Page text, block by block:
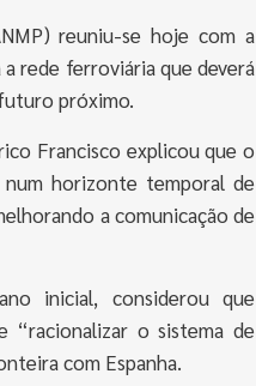
reuniu-se hoje com a
rede ferroviária que deverá
próximo.
Francisco explicou que o
horizonte temporal de
a comunicação de
inicial, considerou que
“racionalizar o sistema de
com Espanha.